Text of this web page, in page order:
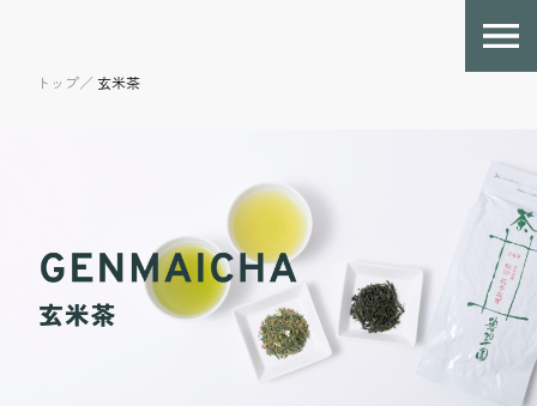
トップ／ 玄米茶